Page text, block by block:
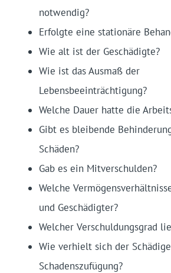
notwendig?
Erfolgte eine stationäre
Wie alt ist der Geschädigte?
Wie ist das Ausmaß der
Lebensbeeinträchtigung?
Welche Dauer hatte die
Gibt es bleibende
Schäden?
Gab es ein Mitverschulden?
Welche
und Geschädigter?
Welcher Verschuldungsgrad
Wie verhielt sich der
Schadenszufügung?